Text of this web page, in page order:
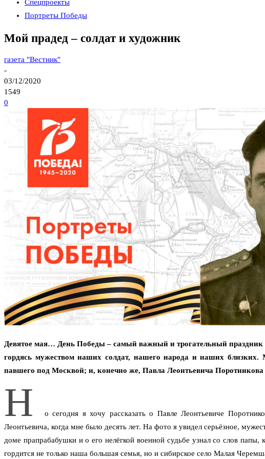
Спецпроекты
Портреты Победы
Мой прадед – солдат и художник
газета "Вестник"
-
03/12/2020
1549
0
Девятое мая… День Победы – самый важный и трогательный праздник
гордясь мужеством наших солдат, нашего народа и наших
павшего под Москвой; и, конечно же, Павла Леонтьевича
Н
о сегодня я хочу рассказать о Павле Леонтьевиче
Леонтьевича, когда мне было десять лет. На фото я увидел серьёзное,
доме прапрабабушки и о его нелёгкой военной судьбе узнал со слов
гордится не только наша большая семья, но и сибирское село Малая